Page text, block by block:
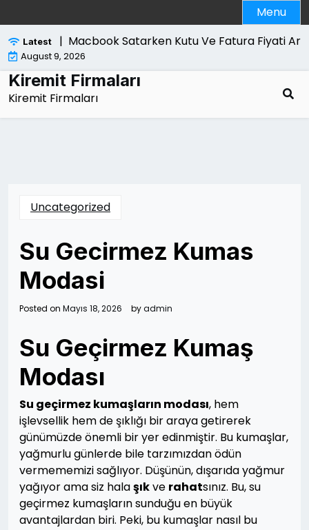
to
content
Menu
Latest
Nelerdir |Macbook Satarken Kutu Ve Fatura Fiyati
August 9, 2026
Kiremit Firmaları
Kiremit Firmaları
Uncategorized
Su Gecirmez Kumas
Modasi
Posted on Mayıs 18, 2026 byadmin
Su Geçirmez Kumaş
Modası
Su geçirmez kumaşların modası, hem
işlevsellik hem de şıklığı bir araya getirerek
günümüzde önemli bir yer edinmiştir. Bu kumaşlar,
yağmurlu günlerde bile tarzımızdan ödün
vermememizi sağlıyor. Düşünün, dışarıda yağmur
yağıyor ama siz halaşıkve rahatsınız. Bu, su
geçirmez kumaşların sunduğu en büyük
avantajlardan biri. Peki, bu kumaşlar nasıl bu